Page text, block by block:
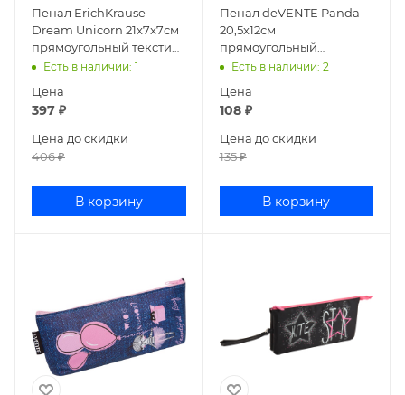
Пенал ErichKrause
Dream Unicorn 21x7x7см
прямоугольный текстиль
48483
Есть в наличии: 1
Цена
397 ₽
Цена до скидки
406₽
В корзину
Пенал deVENTE Panda
20,5x12см
прямоугольный
ламинированный
Есть в наличии: 2
Цена
108₽
Цена до скидки
135₽
В корзину